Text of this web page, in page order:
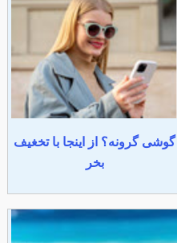
گوشی گرونه؟ از اینجا با تخغیف
بخر